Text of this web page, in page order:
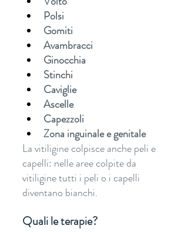
Polsi
Gomiti
Avambracci
Ginocchia
Stinchi
Caviglie
Ascelle
Capezzoli
Zona inguinale e genitale
La vitiligine colpisce anche peli e
capelli: nelle aree colpite da
vitiligine tutti i peli o i capelli
diventano bianchi.
Quali le terapie?